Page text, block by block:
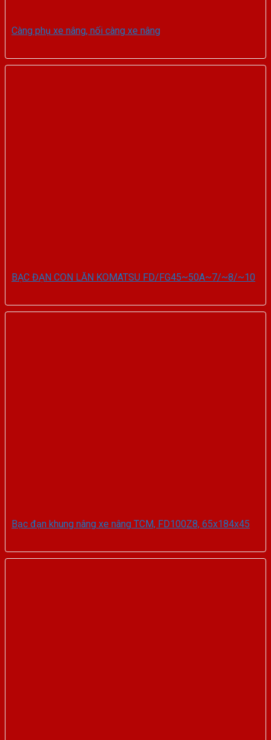
Càng phụ xe nâng, nối càng xe nâng
BẠC ĐẠN CON LĂN KOMATSU FD/FG45~50A~7/~8/~10
Bạc đạn khung nâng xe nâng TCM, FD100Z8, 65x184x45